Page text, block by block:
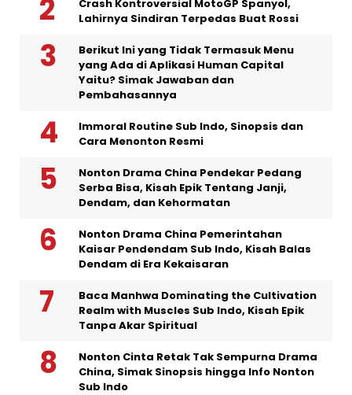
Crash Kontroversial MotoGP Spanyol,
Lahirnya Sindiran Terpedas Buat Rossi
Berikut Ini yang Tidak Termasuk Menu
yang Ada di Aplikasi Human Capital
Yaitu? Simak Jawaban dan
Pembahasannya
Immoral Routine Sub Indo, Sinopsis dan
Cara Menonton Resmi
Nonton Drama China Pendekar Pedang
Serba Bisa, Kisah Epik Tentang Janji,
Dendam, dan Kehormatan
Nonton Drama China Pemerintahan
Kaisar Pendendam Sub Indo, Kisah Balas
Dendam di Era Kekaisaran
Baca Manhwa Dominating the Cultivation
Realm with Muscles Sub Indo, Kisah Epik
Tanpa Akar Spiritual
Nonton Cinta Retak Tak Sempurna Drama
China, Simak Sinopsis hingga Info Nonton
Sub Indo